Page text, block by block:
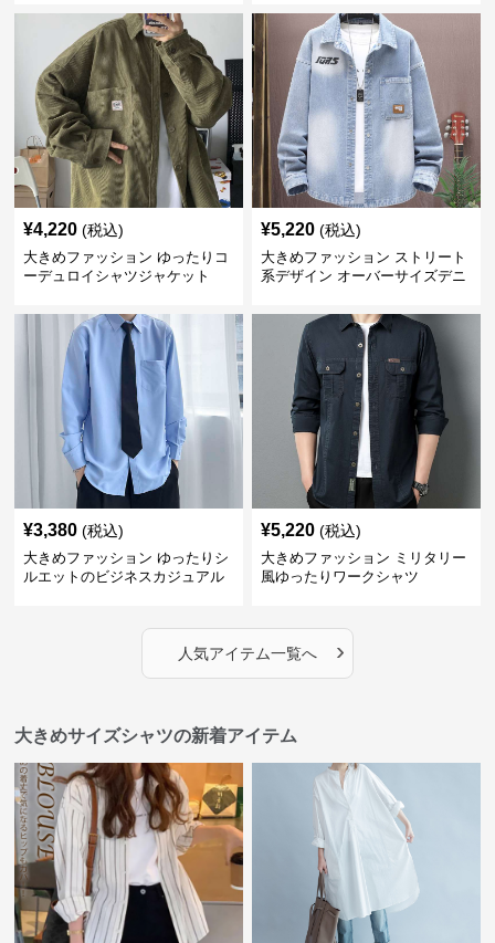
¥4,220 (税込)
大きめファッション ゆったりコ
ーデュロイシャツジャケット
¥5,220 (税込)
大きめファッション ストリート
系デザイン オーバーサイズデニ
¥3,380 (税込)
大きめファッション ゆったりシ
ルエットのビジネスカジュアル
¥5,220 (税込)
大きめファッション ミリタリー
風ゆったりワークシャツ
人気アイテム一覧へ ›
大きめサイズシャツの新着アイテム